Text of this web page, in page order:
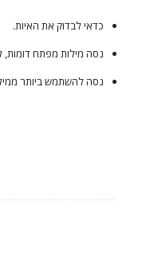
כדאי לבדוק את האיות.
נסה מילות מפתח
נסה להשתמש ביותר